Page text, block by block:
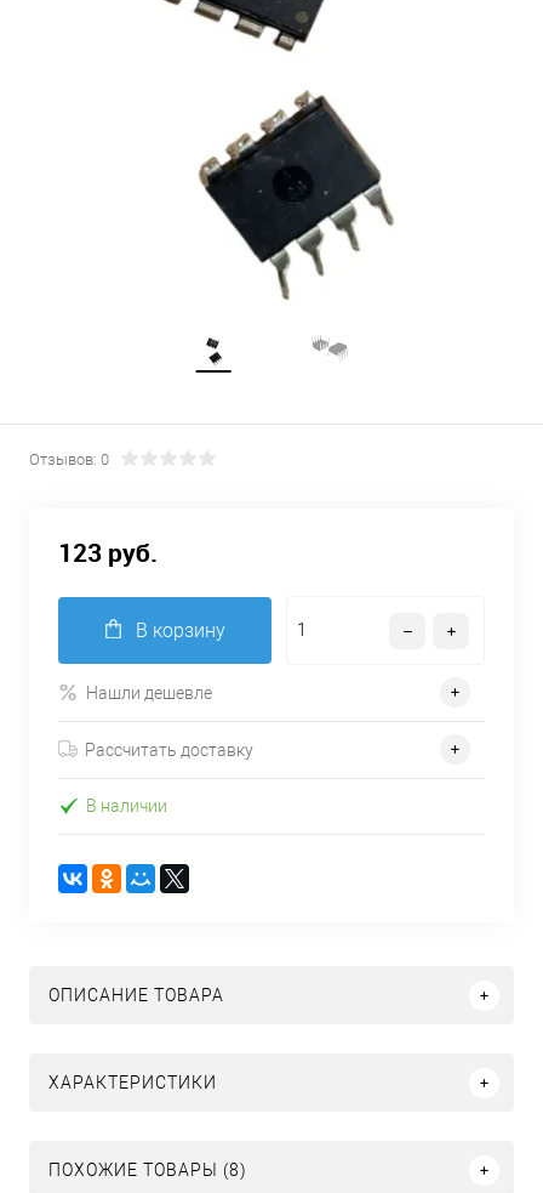
Отзывов: 0
123 руб.
В корзину
Нашли дешевле
Рассчитать доставку
В наличии
ОПИСАНИЕ ТОВАРА
ХАРАКТЕРИСТИКИ
ПОХОЖИЕ ТОВАРЫ (8)